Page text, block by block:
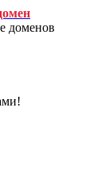
доменов